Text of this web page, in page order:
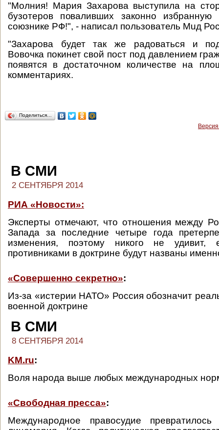
"Молния! Мария Захарова выступила на
бузотеров поваливших законно
союзнике РФ!", - написал пользователь Muд
"Захарова будет так же радоваться и
Вовочка покинет свой пост под давлением
появятся в достаточном количестве на
комментариях.
Поделиться…
В СМИ
2 СЕНТЯБРЯ 2014
РИА «Новости»:
Эксперты отмечают, что отношения между
Запада за последние четыре года
изменения, поэтому никого не удивит,
противниками в доктрине будут названы
«Совершенно секретно»:
Из-за «истерии НАТО» Россия обозначит
военной доктрине
В СМИ
8 СЕНТЯБРЯ 2014
KM.ru:
Воля народа выше любых международных
«Свободная пресса»:
Международное правосудие